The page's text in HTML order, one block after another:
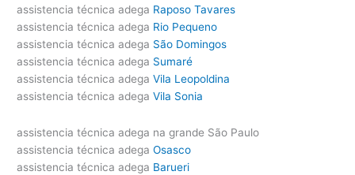
assistencia técnica adega Raposo Tavares
assistencia técnica adega Rio Pequeno
assistencia técnica adega São Domingos
assistencia técnica adega Sumaré
assistencia técnica adega Vila Leopoldina
assistencia técnica adega Vila Sonia
assistencia técnica adega na grande São Paulo
assistencia técnica adega Osasco
assistencia técnica adega Barueri